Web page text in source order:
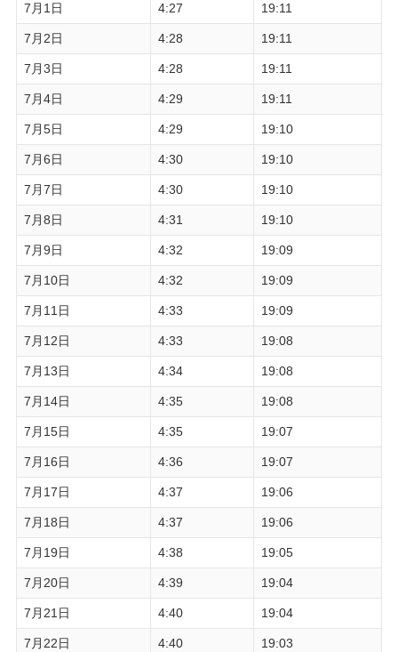
7月1日 4:27 19:11
7月2日 4:28 19:11
7月3日 4:28 19:11
7月4日 4:29 19:11
7月5日 4:29 19:10
7月6日 4:30 19:10
7月7日 4:30 19:10
7月8日 4:31 19:10
7月9日 4:32 19:09
7月10日 4:32 19:09
7月11日 4:33 19:09
7月12日 4:33 19:08
7月13日 4:34 19:08
7月14日 4:35 19:08
7月15日 4:35 19:07
7月16日 4:36 19:07
7月17日 4:37 19:06
7月18日 4:37 19:06
7月19日 4:38 19:05
7月20日 4:39 19:04
7月21日 4:40 19:04
7月22日 4:40 19:03